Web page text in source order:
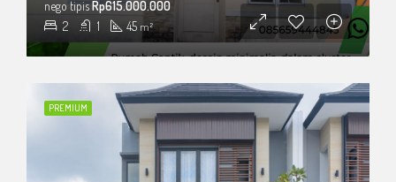
2 1 45 m²
nego tipisRp615.000.000
PREMIUM